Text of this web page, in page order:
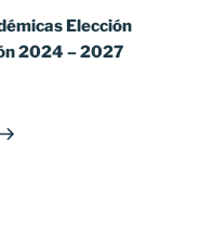
Elección
2024 – 2027